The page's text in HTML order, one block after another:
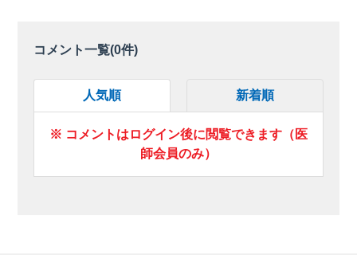
コメント一覧(0件)
人気順 新着順
※ コメントはログイン後に閲覧できます（医
師会員のみ）